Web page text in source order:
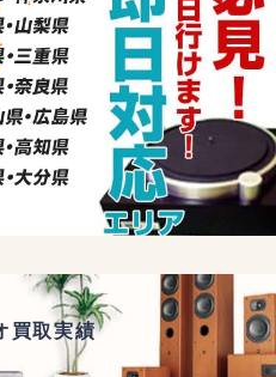
買取実績